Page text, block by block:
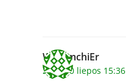
WilliamchiEr
2026 20 liepos 15:36